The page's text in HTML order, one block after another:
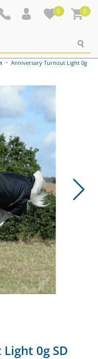
0 0
Anniversary Turnout Light 0g
0g SD